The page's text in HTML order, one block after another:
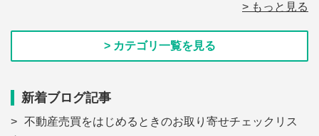
> もっと見る
> カテゴリ一覧を見る
新着ブログ記事
不動産売買をはじめるときのお取り寄せチェックリス